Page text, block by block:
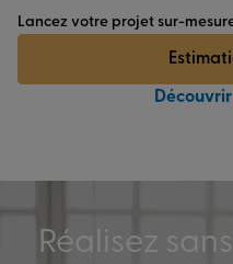
Lancez votre projet sur-
Réalisez